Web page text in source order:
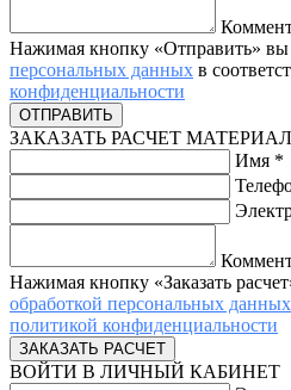
Нажимая кнопку «Отправить» вы
персональных данных в
конфиденциальности
ЗАКАЗАТЬ РАСЧЕТ
Имя *
Нажимая кнопку «Заказать
обработкой персональных данных
политикой конфиденциальности
ВОЙТИ В ЛИЧНЫЙ КАБИНЕТ